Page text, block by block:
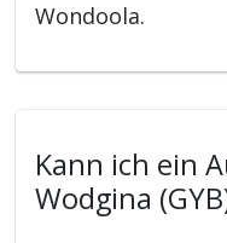
Wondoola.
Kann ich ein
Wodgina